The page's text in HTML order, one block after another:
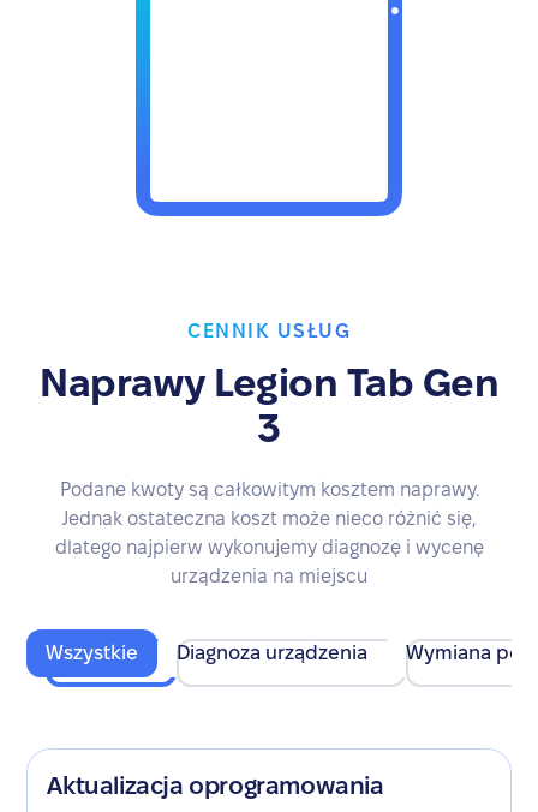
CENNIK USŁUG
Naprawy Legion Tab Gen
3
Podane kwoty są całkowitym kosztem naprawy.
Jednak ostateczna koszt może nieco różnić się,
dlatego najpierw wykonujemy diagnozę i wycenę
urządzenia na miejscu
Wszystkie Diagnoza urządzenia Wymiana
Aktualizacja oprogramowania